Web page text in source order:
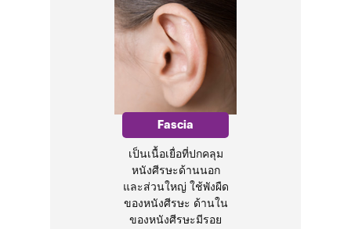
Fascia
เป็นเนื้อเยื่อที่ปกคลุม
หนังศีรษะด้านนอก
และส่วนใหญ่ ใช้พังผืด
ของหนังศีรษะ ด้านใน
ของหนังศีรษะมีรอย